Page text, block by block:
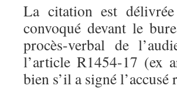
La citation est
convoqué devant le
procès-verbal de
l’article R1454-17 (ex
bien s’il a signé